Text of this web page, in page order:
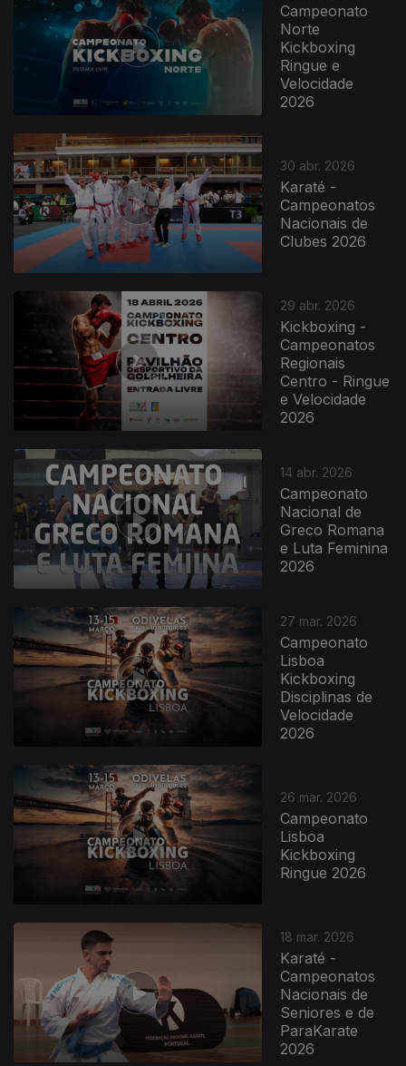
Campeonato
Norte
Kickboxing
Ringue e
Velocidade
2026
30 abr. 2026
Karaté -
Campeonatos
Nacionais de
Clubes 2026
29 abr. 2026
Kickboxing -
Campeonatos
Regionais
Centro - Ringue
e Velocidade
2026
14 abr. 2026
Campeonato
Nacional de
Greco Romana
e Luta Feminina
2026
27 mar. 2026
Campeonato
Lisboa
Kickboxing
Disciplinas de
Velocidade
2026
26 mar. 2026
Campeonato
Lisboa
Kickboxing
Ringue 2026
18 mar. 2026
Karaté -
Campeonatos
Nacionais de
Seniores e de
ParaKarate
2026
916238